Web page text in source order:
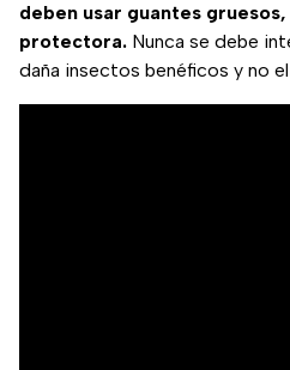
deben usar guantes
protectora. Nunca se debe
daña insectos benéficos y no